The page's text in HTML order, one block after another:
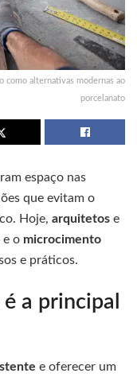
como alternativas modernas ao
porcelanato
espaço nas
que evitam o
Hoje, arquitetos e
e o microcimento
e práticos.
a principal
e oferecer um